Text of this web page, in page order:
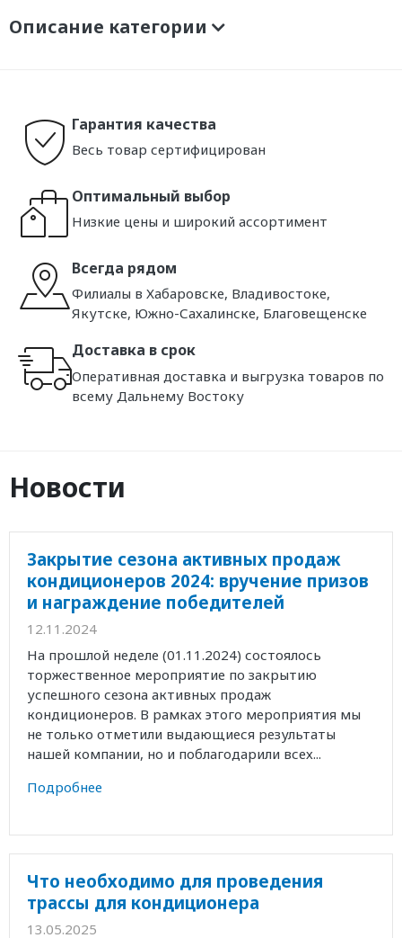
Описание категории
Гарантия качества
Весь товар сертифицирован
Оптимальный выбор
Низкие цены и широкий ассортимент
Всегда рядом
Филиалы в Хабаровске, Владивостоке,
Якутске, Южно-Сахалинске, Благовещенске
Доставка в срок
Оперативная доставка и выгрузка товаров по
всему Дальнему Востоку
Новости
Закрытие сезона активных продаж
кондиционеров 2024: вручение призов
и награждение победителей
12.11.2024
На прошлой неделе (01.11.2024) состоялось
торжественное мероприятие по закрытию
успешного сезона активных продаж
кондиционеров. В рамках этого мероприятия мы
не только отметили выдающиеся результаты
нашей компании, но и поблагодарили всех...
Подробнее
Что необходимо для проведения
трассы для кондиционера
13.05.2025